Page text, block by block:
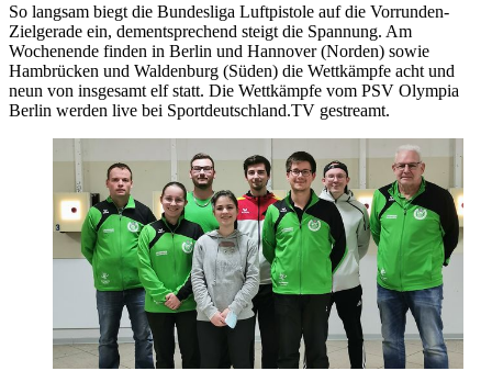
So langsam biegt die Bundesliga Luftpistole auf die Vorrunden-
Zielgerade ein, dementsprechend steigt die Spannung. Am
Wochenende finden in Berlin und Hannover (Norden) sowie
Hambrücken und Waldenburg (Süden) die Wettkämpfe acht und
neun von insgesamt elf statt. Die Wettkämpfe vom PSV Olympia
Berlin werden live bei Sportdeutschland.TV gestreamt.